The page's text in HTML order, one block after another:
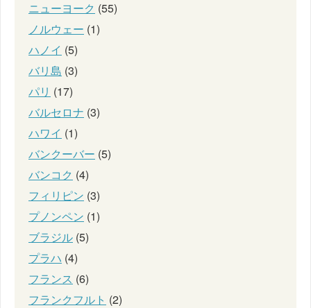
ニューヨーク (55)
ノルウェー (1)
ハノイ (5)
バリ島 (3)
パリ (17)
バルセロナ (3)
ハワイ (1)
バンクーバー (5)
バンコク (4)
フィリピン (3)
プノンペン (1)
ブラジル (5)
プラハ (4)
フランス (6)
フランクフルト (2)